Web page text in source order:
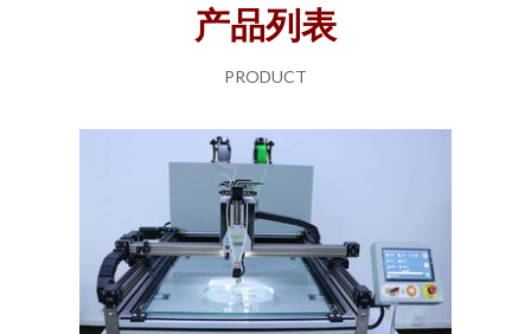
产品列表
PRODUCT